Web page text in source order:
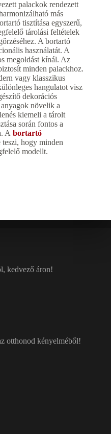
palackok rendezett
más
tisztítása egyszerű,
tárolási feltételek
A bortartó
használatát. A
megoldást kínál. Az
minden palackhoz.
vagy klasszikus
hangulatot visz
dekorációs
növelik a
kiemeli a tárolt
során fontos a
A bortartó
teszi, hogy minden
modellt.
kedvező áron!
otthonod kényelméből!